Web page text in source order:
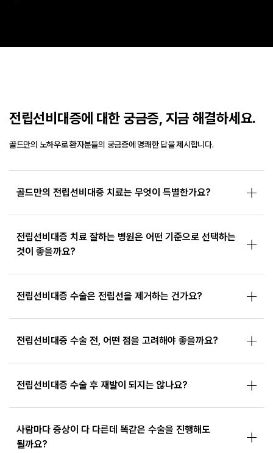
전립선비대증에 대한 궁금증, 지금 해결하세요.
골드만의 노하우로 환자분들의 궁금증에 명쾌한 답을 제시합니다.
골드만의 전립선비대증 치료는 무엇이 특별한가요?
전립선비대증 치료 잘하는 병원은 어떤 기준으로 선택하는
것이 좋을까요?
전립선비대증 수술은 전립선을 제거하는 건가요?
전립선비대증 수술 전, 어떤 점을 고려해야 좋을까요?
전립선비대증 수술 후 재발이 되지는 않나요?
사람마다 증상이 다 다른데 똑같은 수술을 진행해도
될까요?